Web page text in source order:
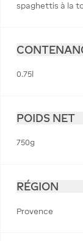
spaghettis à la
0.75l
POIDS NET
750g
RÉGION
Provence